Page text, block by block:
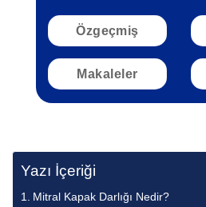
Özgeçmiş
Makaleler
Yazı İçeriği
Mitral Kapak Darlığı Nedir?